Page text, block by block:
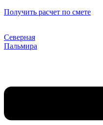
Получить расчет по смете
Северная
Пальмира